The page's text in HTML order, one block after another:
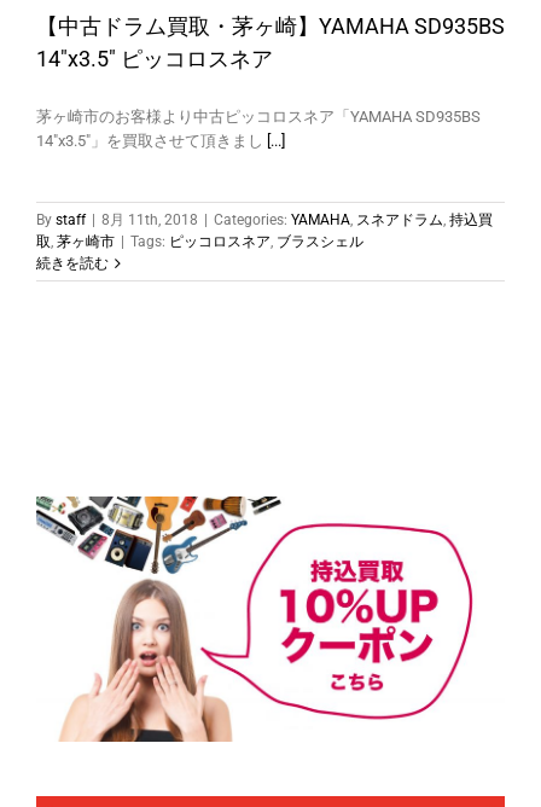
【中古ドラム買取・茅ヶ崎】YAMAHA SD935BS
14″x3.5″ ピッコロスネア
茅ヶ崎市のお客様より中古ピッコロスネア「YAMAHA SD935BS
14"x3.5"」を買取させて頂きまし [...]
By staff | 8月 11th, 2018 | Categories: YAMAHA, スネアドラム, 持込買
取, 茅ヶ崎市 | Tags: ピッコロスネア, ブラスシェル
続きを読む